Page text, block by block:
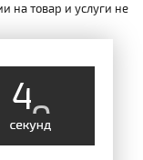
на товар и услуги не
48